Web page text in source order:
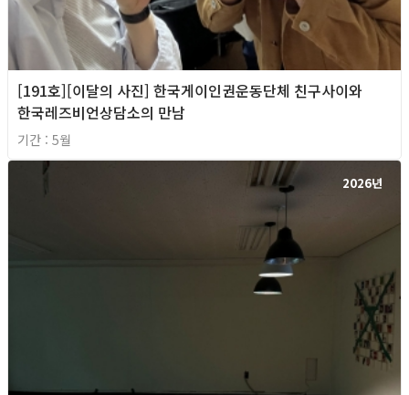
[191호][이달의 사진] 한국게이인권운동단체 친구사이와
한국레즈비언상담소의 만남
기간 : 5월
2026년